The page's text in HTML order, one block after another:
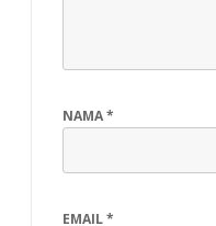
NAMA*
EMAIL*